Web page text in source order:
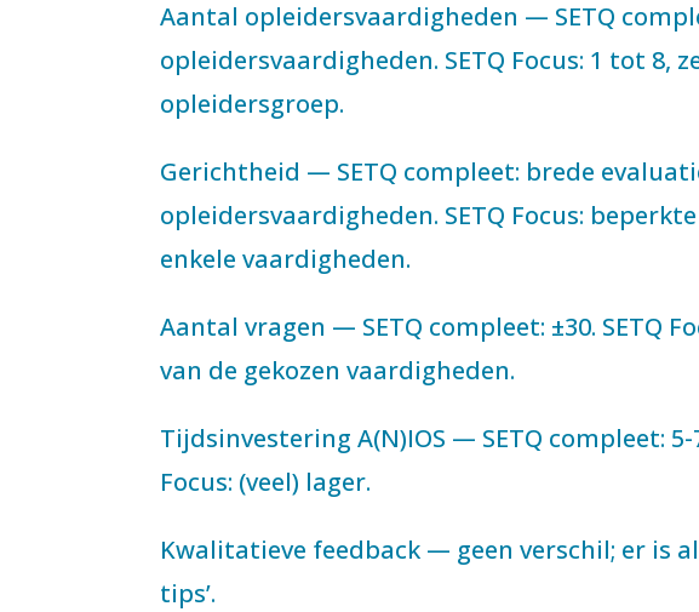
Aantal opleidersvaardigheden — SETQ
opleidersvaardigheden. SETQ Focus: 1 tot 8,
opleidersgroep.
Gerichtheid — SETQ compleet: brede
opleidersvaardigheden. SETQ Focus:
enkele vaardigheden.
Aantal vragen — SETQ compleet: ±30. SETQ
van de gekozen vaardigheden.
Tijdsinvestering A(N)IOS — SETQ compleet:
Focus: (veel) lager.
Kwalitatieve feedback — geen verschil; er is
tips’.